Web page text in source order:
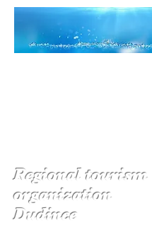
Regional tourism
organization
Dudince